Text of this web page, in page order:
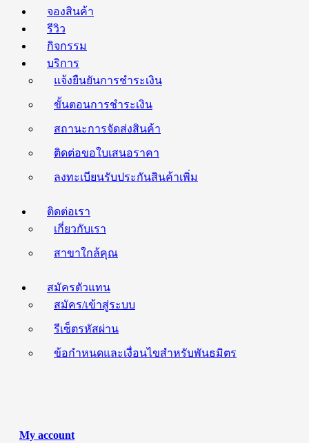
จองสินค้า
รีวิว
กิจกรรม
บริการ
แจ้งยืนยันการชำระเงิน
ขั้นตอนการชำระเงิน
สถานะการจัดส่งสินค้า
ติดต่อขอใบเสนอราคา
ลงทะเบียนรับประกันสินค้าเพิ่ม
ติดต่อเรา
เกี่ยวกับเรา
สาขาใกล้คุณ
สมัครตัวแทน
สมัคร/เข้าสู่ระบบ
รีเซ็ตรหัสผ่าน
ข้อกำหนดและเงื่อนไขสำหรับพันธมิตร
My account